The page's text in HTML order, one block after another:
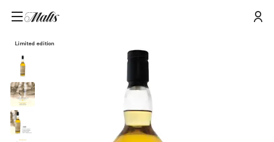
Home/Producten/Cameronbridge 200th Anniversary 28 Jaar Oude Single Grain Scotch
Whisky 70cl
Limited edition